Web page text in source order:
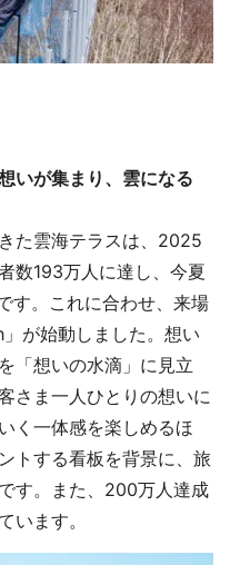
いが集まり、雲になる
た雲海テラスは、2025
数193万人に達し、今夏
す。これに合わせ、来場
が始動しました。想い
「想いの水滴」に見立
さま一人ひとりの想いに
く一体感を楽しめるほ
トする看板を背景に、旅
す。また、200万人達成
います。